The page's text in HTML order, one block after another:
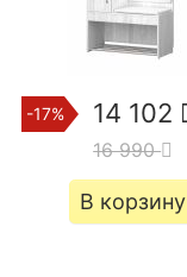
-17% 14 102
16 990
В корзину